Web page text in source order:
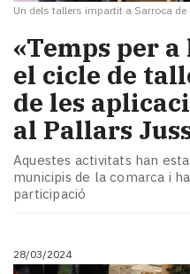
Un dels tallers impartit a Sarroca de
«Temps per
el cicle de
de les
al Pallars
Aquestes activitats han
municipis de la comarca i
participació
28/03/2024